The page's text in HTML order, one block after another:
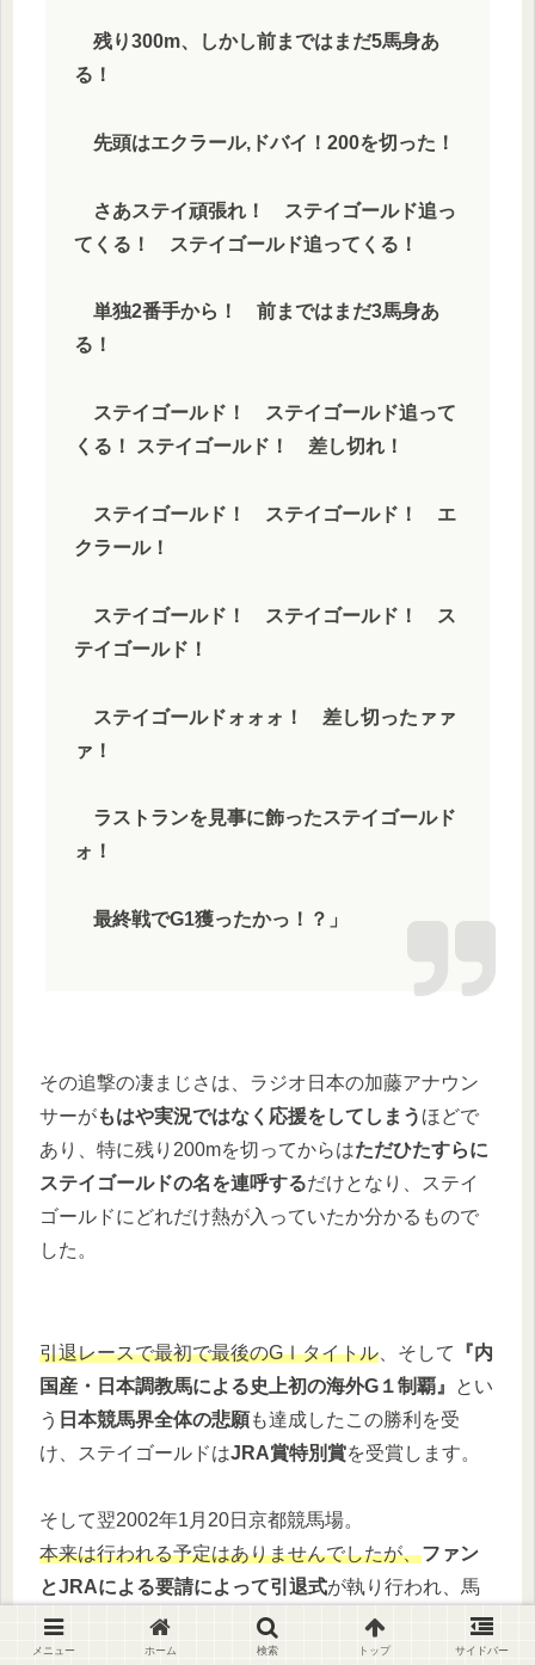
残り300m、しかし前まではまだ5馬身あ
る！
先頭はエクラール,ドバイ！200を切った！
さあステイ頑張れ！ ステイゴールド追っ
てくる！ ステイゴールド追ってくる！
単独2番手から！ 前まではまだ3馬身あ
る！
ステイゴールド！ ステイゴールド追って
くる！ ステイゴールド！ 差し切れ！
ステイゴールド！ ステイゴールド！ エ
クラール！
ステイゴールド！ ステイゴールド！ ス
テイゴールド！
ステイゴールドォォォ！ 差し切ったァァ
ァ！
ラストランを見事に飾ったステイゴールド
ォ！
最終戦でG1獲ったかっ！？」
その追撃の凄まじさは、ラジオ日本の加藤アナウン
サーがもはや実況ではなく応援をしてしまう ほどで
あり、特に残り200mを切ってからはただひたすらに
ステイゴールドの名を連呼するだけとなり、ステイ
ゴールドにどれだけ熱が入っていたか分かるもので
した。
引退レースで最初で最後のGⅠタイトル 、そして
『内
国産・日本調教馬による史上初の海外G１制覇』
とい
う 日本競馬界全体の悲願も達成したこの勝利を受
け、ステイゴールドはJRA賞特別賞を受賞します。
そして翌2002年1月20日京都競馬場。
本来は行われる予定はありませんでしたが、ファン
とJRAによる要請によって引退式が執り行われ、馬
名の由来であるスティービー・ワンダーの「Stay
Gold」をバックに、競走生活の終わりを迎えまし
メニュー ホーム 検索 トップ サイドバー